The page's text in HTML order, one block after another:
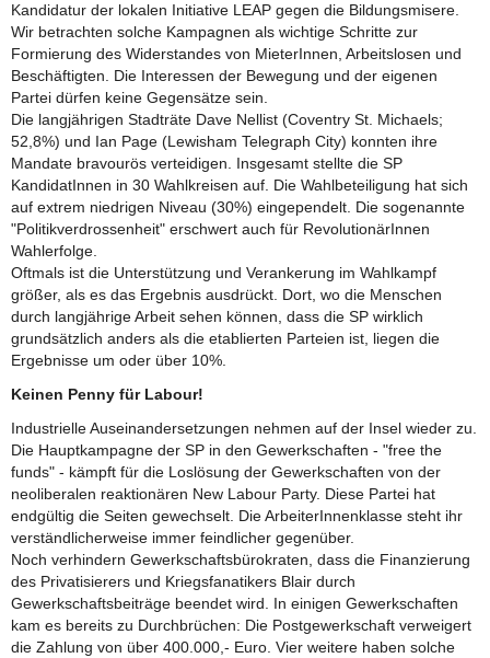
Kandidatur der lokalen Initiative LEAP gegen die Bildungsmisere.
Wir betrachten solche Kampagnen als wichtige Schritte zur
Formierung des Widerstandes von MieterInnen, Arbeitslosen und
Beschäftigten. Die Interessen der Bewegung und der eigenen
Partei dürfen keine Gegensätze sein.
Die langjährigen Stadträte Dave Nellist (Coventry St. Michaels;
52,8%) und Ian Page (Lewisham Telegraph City) konnten ihre
Mandate bravourös verteidigen. Insgesamt stellte die SP
KandidatInnen in 30 Wahlkreisen auf. Die Wahlbeteiligung hat sich
auf extrem niedrigen Niveau (30%) eingependelt. Die sogenannte
"Politikverdrossenheit" erschwert auch für RevolutionärInnen
Wahlerfolge.
Oftmals ist die Unterstützung und Verankerung im Wahlkampf
größer, als es das Ergebnis ausdrückt. Dort, wo die Menschen
durch langjährige Arbeit sehen können, dass die SP wirklich
grundsätzlich anders als die etablierten Parteien ist, liegen die
Ergebnisse um oder über 10%.
Keinen Penny für Labour!
Industrielle Auseinandersetzungen nehmen auf der Insel wieder zu.
Die Hauptkampagne der SP in den Gewerkschaften - "free the
funds" - kämpft für die Loslösung der Gewerkschaften von der
neoliberalen reaktionären New Labour Party. Diese Partei hat
endgültig die Seiten gewechselt. Die ArbeiterInnenklasse steht ihr
verständlicherweise immer feindlicher gegenüber.
Noch verhindern Gewerkschaftsbürokraten, dass die Finanzierung
des Privatisierers und Kriegsfanatikers Blair durch
Gewerkschaftsbeiträge beendet wird. In einigen Gewerkschaften
kam es bereits zu Durchbrüchen: Die Postgewerkschaft verweigert
die Zahlung von über 400.000,- Euro. Vier weitere haben solche